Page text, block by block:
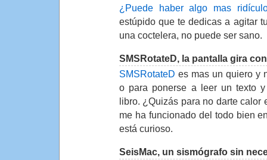
¿Puede haber algo mas
estúpido que te dedicas a agitar
una coctelera, no puede ser sano.
SMSRotateD, la pantalla gira
SMSRotateD es mas un quiero y
o para ponerse a leer un texto
libro. ¿Quizás para no darte calor
me ha funcionado del todo bien
está curioso.
SeisMac, un sismógrafo sin